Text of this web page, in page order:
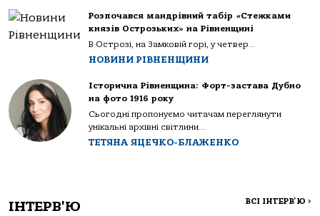
Розпочався мандрівний табір «Стежками
князів Острозьких» на Рівненщині
В Острозі, на Замковій горі, у четвер...
НОВИНИ РІВНЕНЩИНИ
Історична Рівненщина: Форт-застава Дубно
на фото 1916 року
Сьогодні пропонуємо читачам переглянути
унікальні архівні світлини...
ТЕТЯНА ЯЦЕЧКО-БЛАЖЕНКО
ІНТЕРВ'Ю ВСІ ІНТЕРВ'Ю >